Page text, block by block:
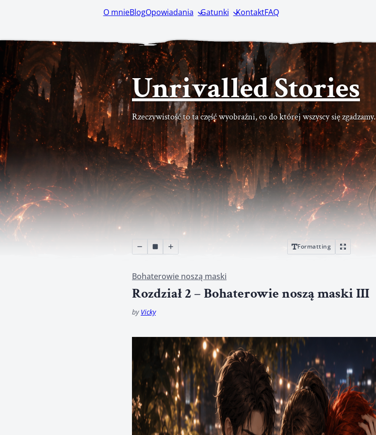
O mnieBlogOpowiadania Gatunki KontaktFAQ
Unrivalled Stories
Rzeczywistość to ta część wyobraźni, co do której wszyscy się zgadzamy.
Formatting
Bohaterowie noszą maski
Rozdział 2 – Bohaterowie noszą maski III
by Vicky